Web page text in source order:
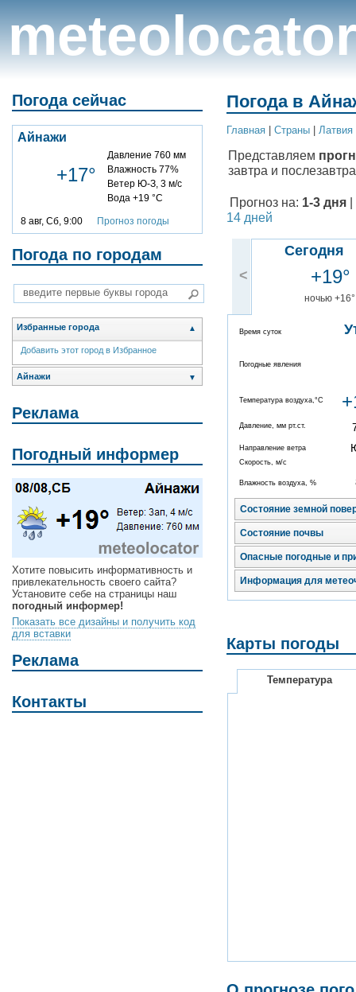
meteolocator
Погода сейчас
Айнажи
+17°
Давление 760 мм
Влажность 77%
Ветер Ю-З, 3 м/с
Вода +19 °C
8 авг, Сб, 9:00 Прогноз погоды
Погода по городам
Избранные города ▲
Добавить этот город в Избранное
Айнажи ▼
Реклама
Погодный информер
Хотите повысить информативность и
привлекательность своего сайта?
Установите себе на страницы наш
погодный информер!
Показать все дизайны и получить код
для вставки
Реклама
Контакты
Погода в
Главная Cтраны Латвия
Представляем
завтра и
Прогноз на: 1-3 дня
14 дней
<
Сегодня
+19°
ночью +16°
Время суток
Погодные явления
Температура воздуха,°C
Давление, мм рт.ст.
Направление ветра
Скорость, м/с
Влажность воздуха, %
Состояние земной
Состояние почвы
Опасные погодные и
Информация для
Карты погоды
Температура